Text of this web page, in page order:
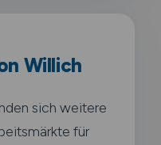
Willich
sich weitere
für